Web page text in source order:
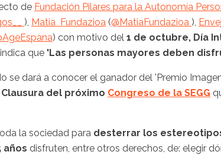
de Fundación Pilares para la Autonomía
), Matia Fundazioa (@MatiaFundazioa ),
) con motivo del 1 de octubre, Día
que 'Las personas mayores deben
se dará a conocer el ganador del 'Premio
del próximo Congreso de la SEGG
la sociedad para desterrar los
años disfruten, entre otros derechos, de: elegir